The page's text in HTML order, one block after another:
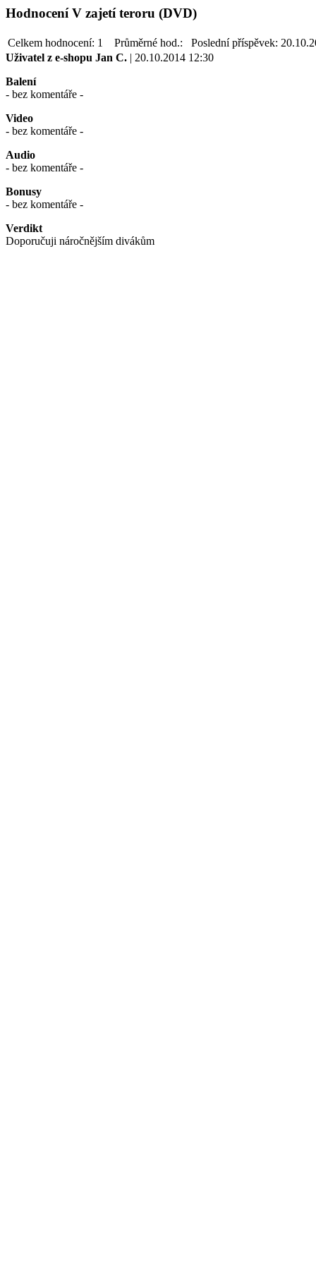
Hodnocení V zajetí teroru (DVD)
Celkem hodnocení: 1 Průměrné hod.: Poslední příspěvek:
Uživatel z e-shopu Jan C. | 20.10.2014 12:30
Balení
- bez komentáře -
Video
- bez komentáře -
Audio
- bez komentáře -
Bonusy
- bez komentáře -
Verdikt
Doporučuji náročnějším divákům